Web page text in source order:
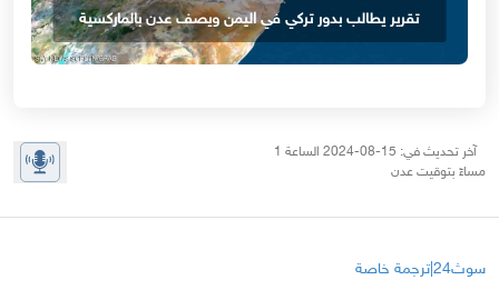
تقرير يطالب بدور تركي في اليمن ويصف عدن بالماركسية
آخر تحديث في: 15-08-2024 الساعة 1
مساءً بتوقيت عدن
سوث24|ترجمة خاصة